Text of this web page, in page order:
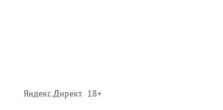
Яндекс.Директ